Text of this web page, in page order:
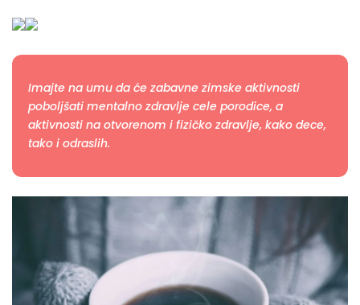
Imajte na umu da će zabavne zimske aktivnosti
poboljšati mentalno zdravlje cele porodice, a
aktivnosti na otvorenom i fizičko zdravlje, kako dece,
tako i odraslih.